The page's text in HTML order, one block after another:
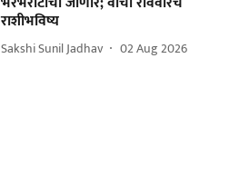
राशीभविष्य
Sakshi Sunil Jadhav 02 Aug 2026